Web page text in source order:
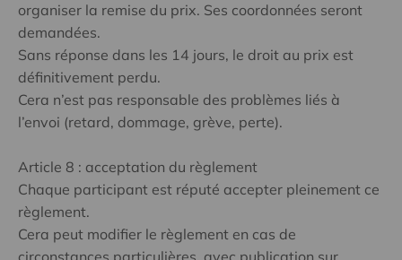
organiser la remise du prix. Ses coordonnées seront
demandées.
Sans réponse dans les 14 jours, le droit au prix est
définitivement perdu.
Cera n’est pas responsable des problèmes liés à
l’envoi (retard, dommage, grève, perte).
Article 8 : acceptation du règlement
Chaque participant est réputé accepter pleinement ce
règlement.
Cera peut modifier le règlement en cas de
circonstances particulières, avec publication sur